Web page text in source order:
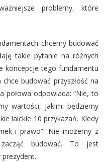
problemy, które
chcemy budować
takie pytanie na różnych
koncepcje tego fundamentu
budować przyszłość na
połowa odpowiada: “Nie, to
wartości, jakimi będziemy
laickie 10 przykazań. Kiedy
i prawo”. Nie możemy z
budować. To jest
prezydent.